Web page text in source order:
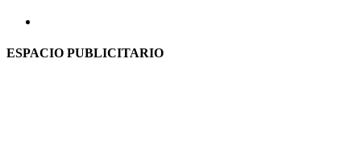
ESPACIO PUBLICITARIO